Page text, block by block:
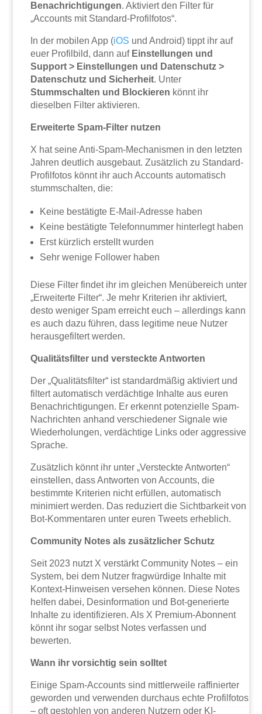
Benachrichtigungen. Aktiviert den Filter für
„Accounts mit Standard-Profilfotos“.
In der mobilen App (iOS und Android) tippt ihr auf
euer Profilbild, dann auf Einstellungen und
Support > Einstellungen und Datenschutz >
Datenschutz und Sicherheit. Unter
Stummschalten und Blockieren könnt ihr
dieselben Filter aktivieren.
Erweiterte Spam-Filter nutzen
X hat seine Anti-Spam-Mechanismen in den letzten
Jahren deutlich ausgebaut. Zusätzlich zu Standard-
Profilfotos könnt ihr auch Accounts automatisch
stummschalten, die:
Keine bestätigte E-Mail-Adresse haben
Keine bestätigte Telefonnummer hinterlegt haben
Erst kürzlich erstellt wurden
Sehr wenige Follower haben
Diese Filter findet ihr im gleichen Menübereich unter
„Erweiterte Filter“. Je mehr Kriterien ihr aktiviert,
desto weniger Spam erreicht euch – allerdings kann
es auch dazu führen, dass legitime neue Nutzer
herausgefiltert werden.
Qualitätsfilter und versteckte Antworten
Der „Qualitätsfilter“ ist standardmäßig aktiviert und
filtert automatisch verdächtige Inhalte aus euren
Benachrichtigungen. Er erkennt potenzielle Spam-
Nachrichten anhand verschiedener Signale wie
Wiederholungen, verdächtige Links oder aggressive
Sprache.
Zusätzlich könnt ihr unter „Versteckte Antworten“
einstellen, dass Antworten von Accounts, die
bestimmte Kriterien nicht erfüllen, automatisch
minimiert werden. Das reduziert die Sichtbarkeit von
Bot-Kommentaren unter euren Tweets erheblich.
Community Notes als zusätzlicher Schutz
Seit 2023 nutzt X verstärkt Community Notes – ein
System, bei dem Nutzer fragwürdige Inhalte mit
Kontext-Hinweisen versehen können. Diese Notes
helfen dabei, Desinformation und Bot-generierte
Inhalte zu identifizieren. Als X Premium-Abonnent
könnt ihr sogar selbst Notes verfassen und
bewerten.
Wann ihr vorsichtig sein solltet
Einige Spam-Accounts sind mittlerweile raffinierter
geworden und verwenden durchaus echte Profilfotos
– oft gestohlen von anderen Nutzern oder KI-